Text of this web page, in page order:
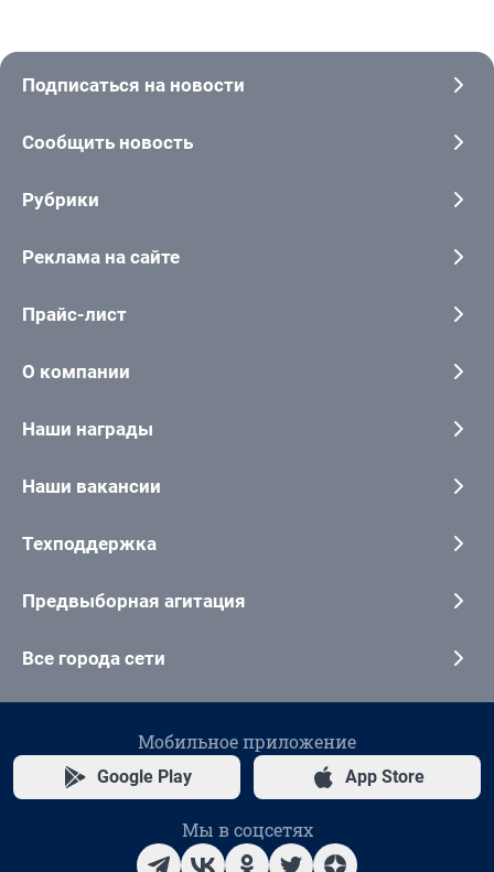
Подписаться на новости
Сообщить новость
Рубрики
Реклама на сайте
Прайс-лист
О компании
Наши награды
Наши вакансии
Техподдержка
Предвыборная агитация
Все города сети
Мобильное приложение
Google Play App Store
Мы в соцсетях